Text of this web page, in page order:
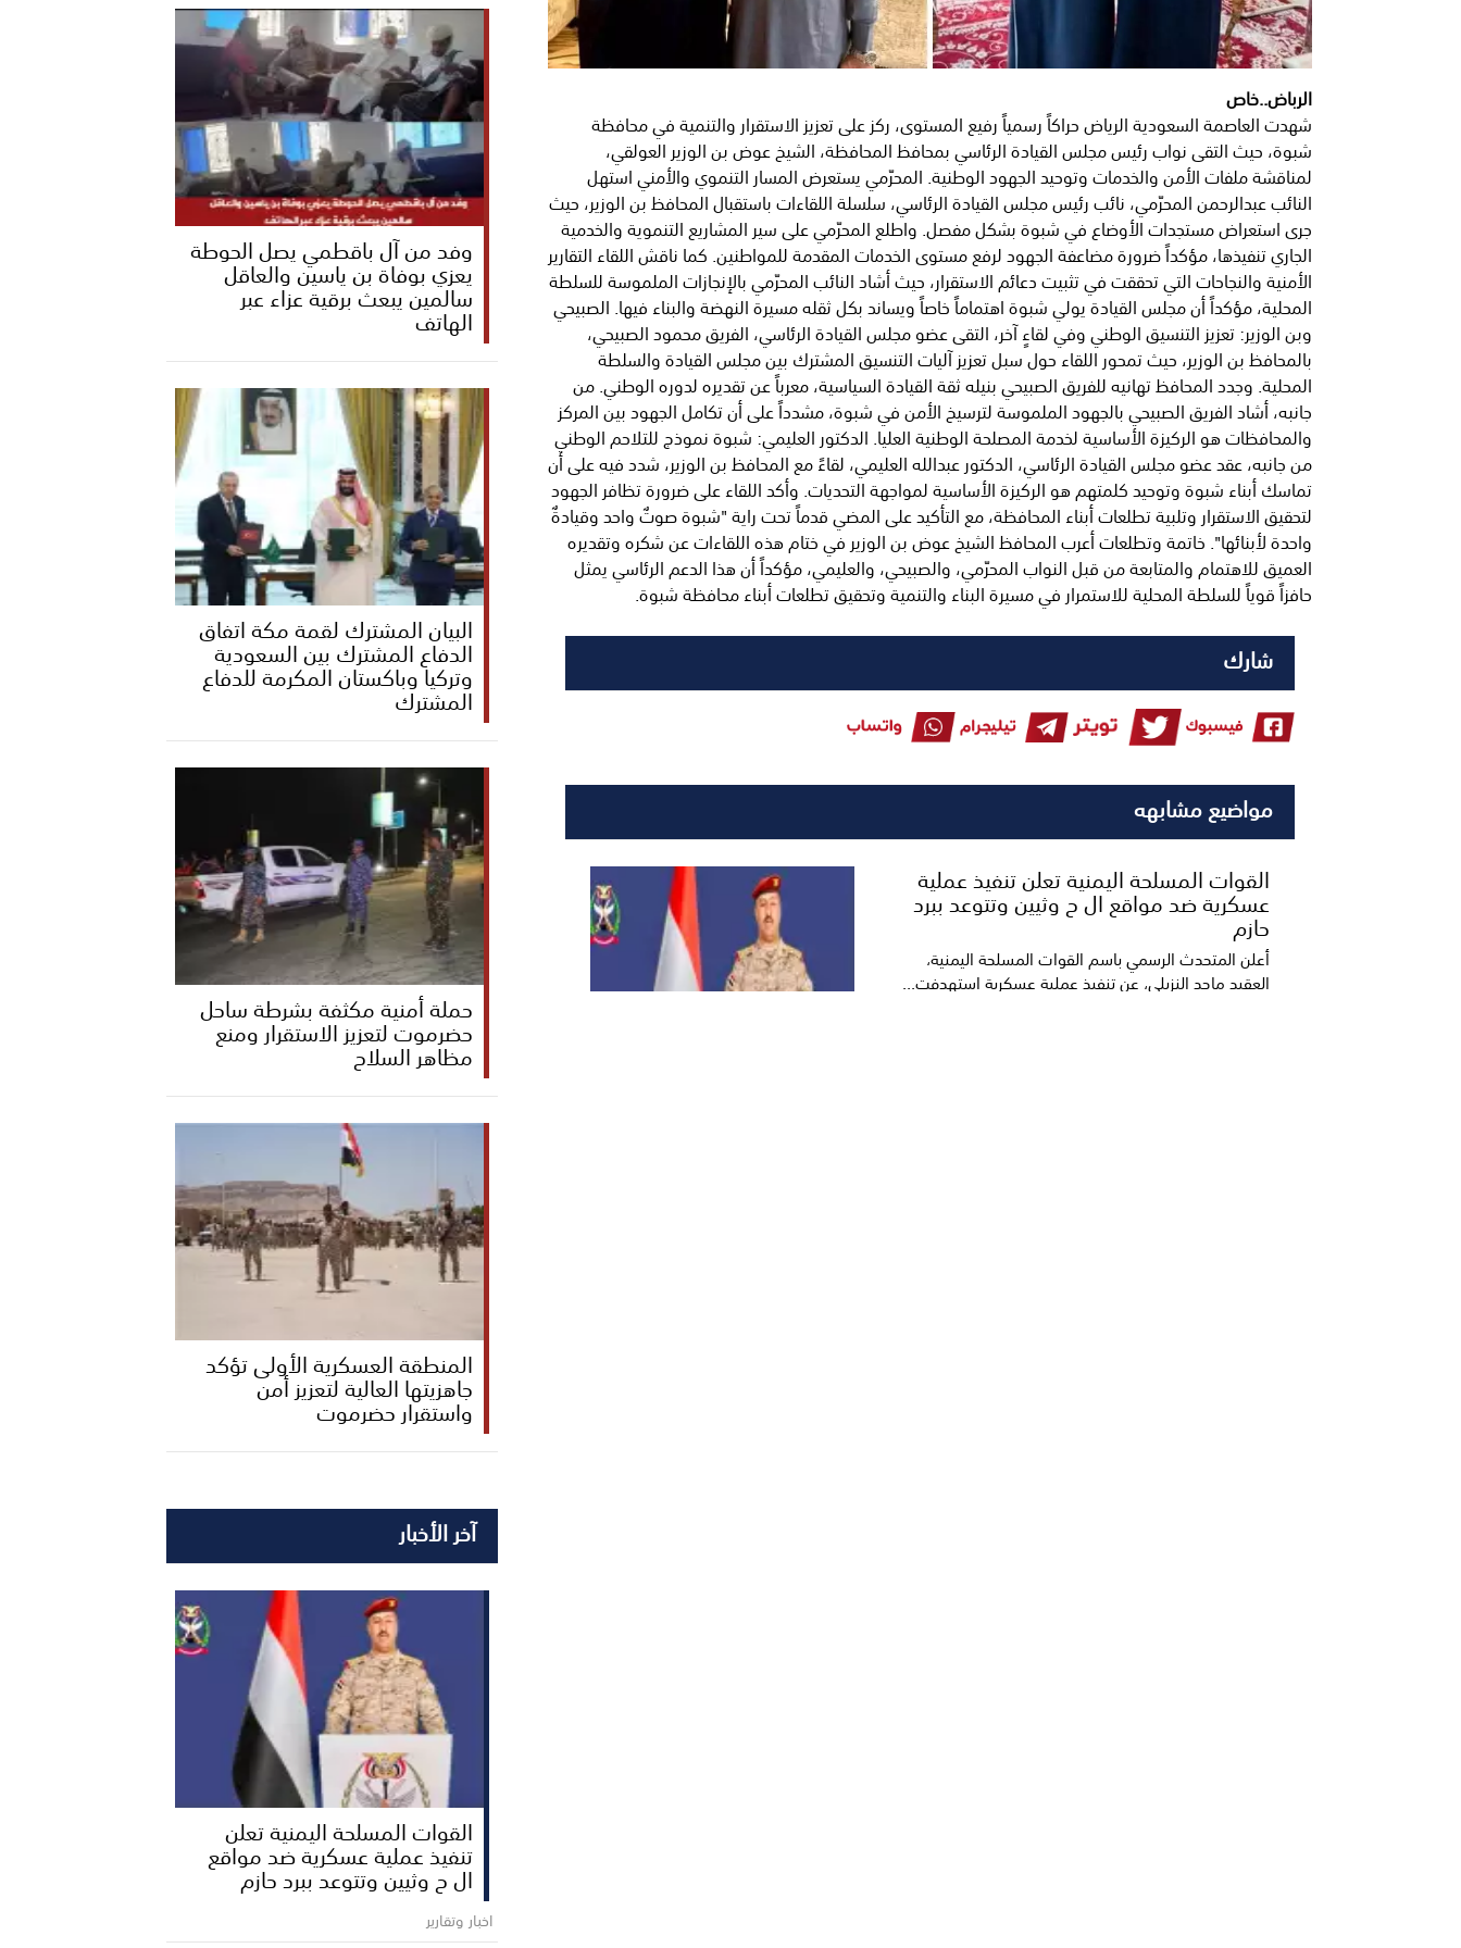
الرباض..خاص
شهدت العاصمة السعودية الرياض حراكاً رسمياً رفيع المستوى، ركز على تعزيز الاستقرار والتنمية في محافظة
شبوة، حيث التقى نواب رئيس مجلس القيادة الرئاسي بمحافظ المحافظة، الشيخ عوض بن الوزير العولقي،
لمناقشة ملفات الأمن والخدمات وتوحيد الجهود الوطنية. المحرّمي يستعرض المسار التنموي والأمني استهل
النائب عبدالرحمن المحرّمي، نائب رئيس مجلس القيادة الرئاسي، سلسلة اللقاءات باستقبال المحافظ بن الوزير، حيث
جرى استعراض مستجدات الأوضاع في شبوة بشكل مفصل. واطلع المحرّمي على سير المشاريع التنموية والخدمية
الجاري تنفيذها، مؤكداً ضرورة مضاعفة الجهود لرفع مستوى الخدمات المقدمة للمواطنين. كما ناقش اللقاء التقارير
الأمنية والنجاحات التي تحققت في تثبيت دعائم الاستقرار، حيث أشاد النائب المحرّمي بالإنجازات الملموسة للسلطة
المحلية، مؤكداً أن مجلس القيادة يولي شبوة اهتماماً خاصاً ويساند بكل ثقله مسيرة النهضة والبناء فيها. الصبيحي
وبن الوزير: تعزيز التنسيق الوطني وفي لقاءٍ آخر، التقى عضو مجلس القيادة الرئاسي، الفريق محمود الصبيحي،
بالمحافظ بن الوزير، حيث تمحور اللقاء حول سبل تعزيز آليات التنسيق المشترك بين مجلس القيادة والسلطة
المحلية. وجدد المحافظ تهانيه للفريق الصبيحي بنيله ثقة القيادة السياسية، معرباً عن تقديره لدوره الوطني. من
جانبه، أشاد الفريق الصبيحي بالجهود الملموسة لترسيخ الأمن في شبوة، مشدداً على أن تكامل الجهود بين المركز
والمحافظات هو الركيزة الأساسية لخدمة المصلحة الوطنية العليا. الدكتور العليمي: شبوة نموذج للتلاحم الوطني
من جانبه، عقد عضو مجلس القيادة الرئاسي، الدكتور عبدالله العليمي، لقاءً مع المحافظ بن الوزير، شدد فيه على أن
تماسك أبناء شبوة وتوحيد كلمتهم هو الركيزة الأساسية لمواجهة التحديات. وأكد اللقاء على ضرورة تظافر الجهود
لتحقيق الاستقرار وتلبية تطلعات أبناء المحافظة، مع التأكيد على المضي قدماً تحت راية "شبوة صوتٌ واحد وقيادةٌ
واحدة لأبنائها". خاتمة وتطلعات أعرب المحافظ الشيخ عوض بن الوزير في ختام هذه اللقاءات عن شكره وتقديره
العميق للاهتمام والمتابعة من قبل النواب المحرّمي، والصبيحي، والعليمي، مؤكداً أن هذا الدعم الرئاسي يمثل
حافزاً قوياً للسلطة المحلية للاستمرار في مسيرة البناء والتنمية وتحقيق تطلعات أبناء محافظة شبوة.
شارك
مواضيع مشابهه
القوات المسلحة اليمنية تعلن تنفيذ عملية
عسكرية ضد مواقع ال ح وثيين وتتوعد ببرد
حازم
أعلن المتحدث الرسمي باسم القوات المسلحة اليمنية،
العقيد ماجد النزيلي، عن تنفيذ عملية عسكرية استهدفت...
وفد من آل باقطمي يصل الحوطة
يعزي بوفاة بن ياسين والعاقل
سالمين يبعث برقية عزاء عبر
الهاتف
البيان المشترك لقمة مكة اتفاق
الدفاع المشترك بين السعودية
وتركيا وباكستان المكرمة للدفاع
المشترك
حملة أمنية مكثفة بشرطة ساحل
حضرموت لتعزيز الاستقرار ومنع
مظاهر السلاح
المنطقة العسكرية الأولى تؤكد
جاهزيتها العالية لتعزيز أمن
واستقرار حضرموت
آخر الأخبار
القوات المسلحة اليمنية تعلن
تنفيذ عملية عسكرية ضد مواقع
ال ح وثيين وتتوعد ببرد حازم
اخبار وتقارير